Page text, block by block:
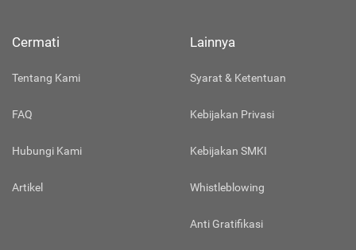
Cermati
Tentang Kami
FAQ
Hubungi Kami
Artikel
Lainnya
Syarat & Ketentuan
Kebijakan Privasi
Kebijakan SMKI
Whistleblowing
Anti Gratifikasi